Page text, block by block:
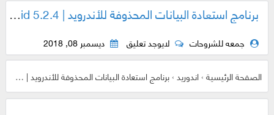
برنامج استعادة البيانات المحذوفة للأندرويد | Tenorshare UltData for Android 5.2.4
جمعه للشروحات لايوجد تعليق ديسمبر 08, 2018
الصفحة الرئيسية›اندوريد›برنامج استعادة البيانات المحذوفة للأندرويد | Tenorshare UltData for Android 5.2.4